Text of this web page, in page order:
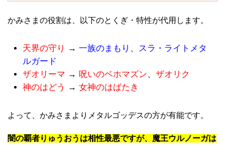
かみさまの役割は、以下のとくぎ・特性が代用します。
天界の守り → 一族のまもり 、 スラ・ライトメタ
ルガード
ザオリーマ → 呪いのベホマズン、 ザオリク
神のはどう
→ 女神のはばたき
よって、かみさまよりメタルゴッデスの方が有能です。
闇の覇者りゅうおうは相性最悪ですが、魔王ウルノーガは